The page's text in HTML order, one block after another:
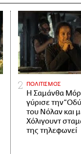
ΠΟΛΙΤΙΣΜΟΣ
Η Σαμάνθα
γύρισε την
του Νόλαν και
Χόλιγουντ
της τηλεφωνεί